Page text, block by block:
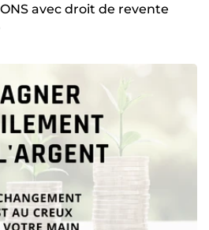
avec droit de revente